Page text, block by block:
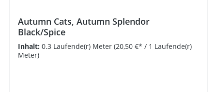
Autumn Cats, Autumn Splendor
Black/Spice
Inhalt: 0.3 Laufende(r) Meter (20,50 €* / 1 Laufende(r)
Meter)